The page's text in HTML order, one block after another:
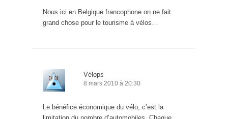
Nous ici en Belgique francophone on ne fait
grand chose pour le tourisme à vélos…
Vélops
8 mars 2010 à 20:30
Le bénéfice économique du vélo, c’est la